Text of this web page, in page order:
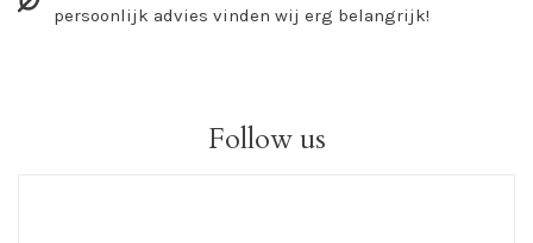
persoonlijk advies vinden wij erg belangrijk!
Follow us